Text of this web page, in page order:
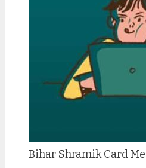
Bihar Shramik Card